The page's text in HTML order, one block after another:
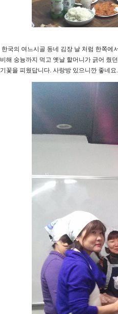
한국의 여느시골 동네 김장 날 처럼 한쪽에
비해 숭늉까지 먹고 옛날 할머니가 긁어 줬
기꽃을 피웠답니다. 사랑방 있으니깐 좋네